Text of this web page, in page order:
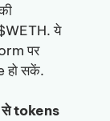
ये
पर
हो सकें.
से tokens